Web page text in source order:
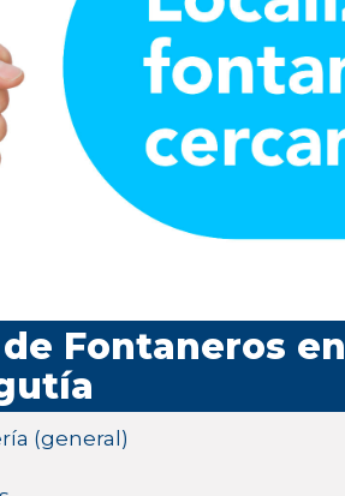
Fontaneros en
(general)